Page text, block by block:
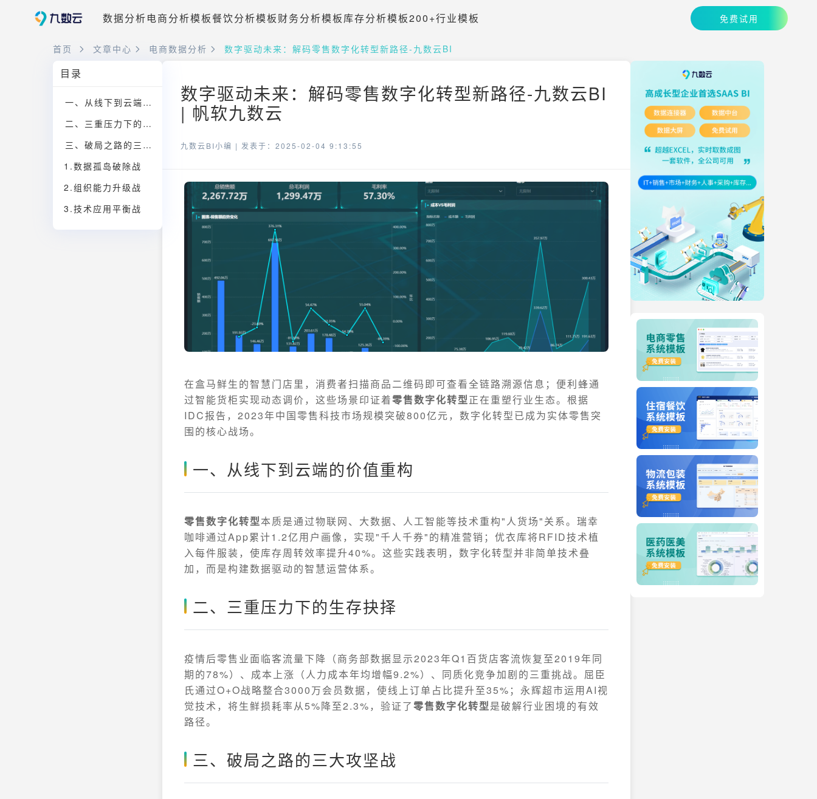
数据分析电商分析模板餐饮分析模板财务分析模板库存分析模板200+行业模板 免费试用
首页 文章中心 电商数据分析 数字驱动未来：解码零售数字化转型新路径-九数云BI
目录
一、从线下到云端的价值重构
二、三重压力下的生存抉择
三、破局之路的三大攻坚战
1.数据孤岛破除战
2.组织能力升级战
3.技术应用平衡战
数字驱动未来：解码零售数字化转型新路径-九数云BI
| 帆软九数云
九数云BI小编 | 发表于：2025-02-04 9:13:55
在盒马鲜生的智慧门店里，消费者扫描商品二维码即可查看全链路溯源信息；便利蜂通
过智能货柜实现动态调价，这些场景印证着零售数字化转型正在重塑行业生态。根据
IDC报告，2023年中国零售科技市场规模突破800亿元，数字化转型已成为实体零售突
围的核心战场。
一、从线下到云端的价值重构
零售数字化转型本质是通过物联网、大数据、人工智能等技术重构"人货场"关系。瑞幸
咖啡通过App累计1.2亿用户画像，实现"千人千券"的精准营销；优衣库将RFID技术植
入每件服装，使库存周转效率提升40%。这些实践表明，数字化转型并非简单技术叠
加，而是构建数据驱动的智慧运营体系。
二、三重压力下的生存抉择
疫情后零售业面临客流量下降（商务部数据显示2023年Q1百货店客流恢复至2019年同
期的78%）、成本上涨（人力成本年均增幅9.2%）、同质化竞争加剧的三重挑战。屈臣
氏通过O+O战略整合3000万会员数据，使线上订单占比提升至35%；永辉超市运用AI视
觉技术，将生鲜损耗率从5%降至2.3%，验证了零售数字化转型是破解行业困境的有效
路径。
三、破局之路的三大攻坚战